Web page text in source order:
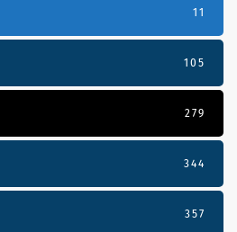
11
105
279
344
357